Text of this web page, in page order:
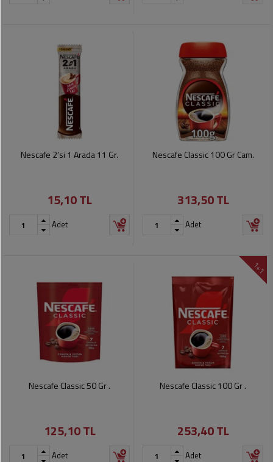
Nescafe 2’si 1 Arada 11 Gr.
15,10 TL
Adet
Nescafe Classic 100 Gr Cam.
313,50 TL
Adet
Nescafe Classic 50 Gr .
125,10 TL
Adet
1+1
Nescafe Classic 100 Gr .
253,40 TL
Adet